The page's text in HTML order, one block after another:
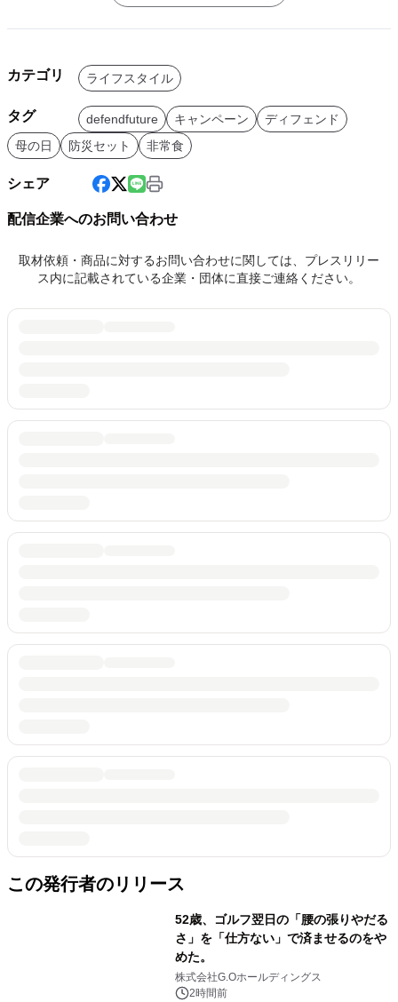
カテゴリ ライフスタイル
タグ defendfuture キャンペーン
ディフェンド
母の日
防災セット 非常食
シェア
配信企業へのお問い合わせ
取材依頼・商品に対するお問い合わせに関しては、プレスリリー
ス内に記載されている企業・団体に直接ご連絡ください。
この発行者のリリース
52歳、ゴルフ翌日の「腰の張りやだる
さ」を「仕方ない」で済ませるのをや
めた。
株式会社G.Oホールディングス
2時間前